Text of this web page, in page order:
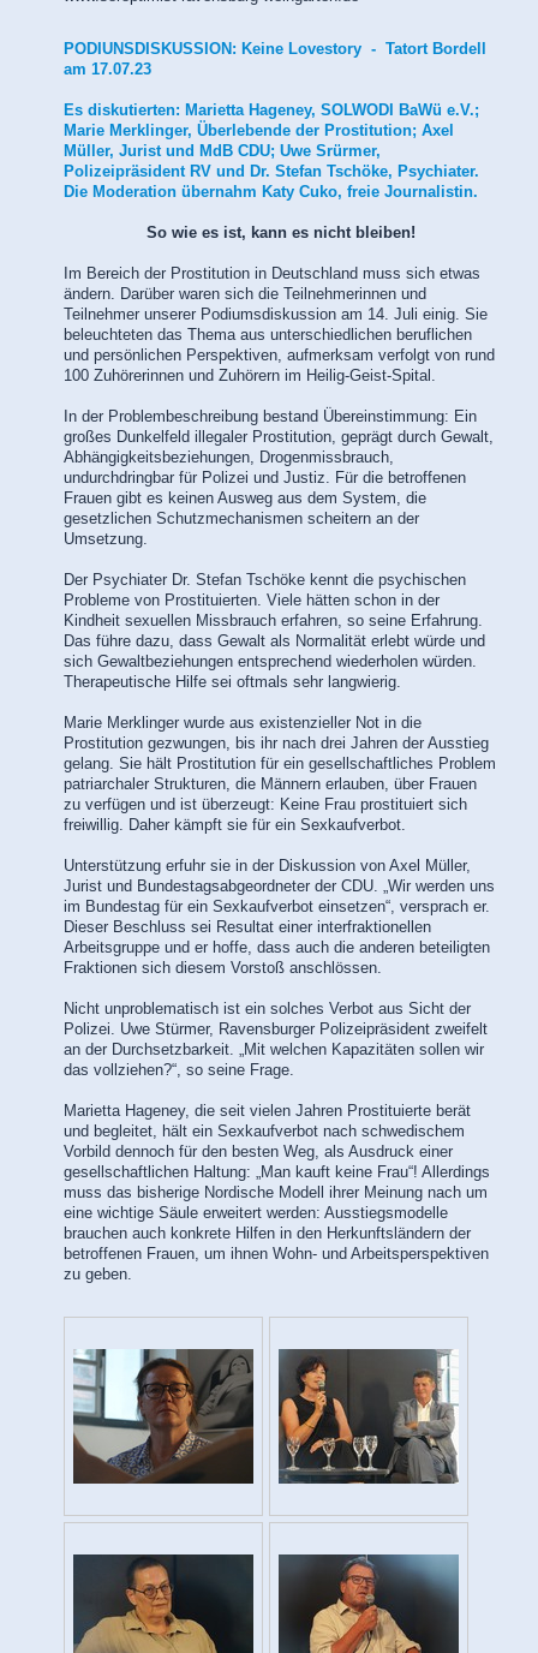
PODIUNSDISKUSSION: Keine Lovestory - Tatort Bordell
am 17.07.23
Es diskutierten: Marietta Hageney, SOLWODI BaWü e.V.;
Marie Merklinger, Überlebende der Prostitution; Axel
Müller, Jurist und MdB CDU; Uwe Srürmer,
Polizeipräsident RV und Dr. Stefan Tschöke, Psychiater.
Die Moderation übernahm Katy Cuko, freie Journalistin.
So wie es ist, kann es nicht bleiben!
Im Bereich der Prostitution in Deutschland muss sich etwas
ändern. Darüber waren sich die Teilnehmerinnen und
Teilnehmer unserer Podiumsdiskussion am 14. Juli einig. Sie
beleuchteten das Thema aus unterschiedlichen beruflichen
und persönlichen Perspektiven, aufmerksam verfolgt von rund
100 Zuhörerinnen und Zuhörern im Heilig-Geist-Spital.
In der Problembeschreibung bestand Übereinstimmung: Ein
großes Dunkelfeld illegaler Prostitution, geprägt durch Gewalt,
Abhängigkeitsbeziehungen, Drogenmissbrauch,
undurchdringbar für Polizei und Justiz. Für die betroffenen
Frauen gibt es keinen Ausweg aus dem System, die
gesetzlichen Schutzmechanismen scheitern an der
Umsetzung.
Der Psychiater Dr. Stefan Tschöke kennt die psychischen
Probleme von Prostituierten. Viele hätten schon in der
Kindheit sexuellen Missbrauch erfahren, so seine Erfahrung.
Das führe dazu, dass Gewalt als Normalität erlebt würde und
sich Gewaltbeziehungen entsprechend wiederholen würden.
Therapeutische Hilfe sei oftmals sehr langwierig.
Marie Merklinger wurde aus existenzieller Not in die
Prostitution gezwungen, bis ihr nach drei Jahren der Ausstieg
gelang. Sie hält Prostitution für ein gesellschaftliches Problem
patriarchaler Strukturen, die Männern erlauben, über Frauen
zu verfügen und ist überzeugt: Keine Frau prostituiert sich
freiwillig. Daher kämpft sie für ein Sexkaufverbot.
Unterstützung erfuhr sie in der Diskussion von Axel Müller,
Jurist und Bundestagsabgeordneter der CDU. „Wir werden uns
im Bundestag für ein Sexkaufverbot einsetzen“, versprach er.
Dieser Beschluss sei Resultat einer interfraktionellen
Arbeitsgruppe und er hoffe, dass auch die anderen beteiligten
Fraktionen sich diesem Vorstoß anschlössen.
Nicht unproblematisch ist ein solches Verbot aus Sicht der
Polizei. Uwe Stürmer, Ravensburger Polizeipräsident zweifelt
an der Durchsetzbarkeit. „Mit welchen Kapazitäten sollen wir
das vollziehen?“, so seine Frage.
Marietta Hageney, die seit vielen Jahren Prostituierte berät
und begleitet, hält ein Sexkaufverbot nach schwedischem
Vorbild dennoch für den besten Weg, als Ausdruck einer
gesellschaftlichen Haltung: „Man kauft keine Frau“! Allerdings
muss das bisherige Nordische Modell ihrer Meinung nach um
eine wichtige Säule erweitert werden: Ausstiegsmodelle
brauchen auch konkrete Hilfen in den Herkunftsländern der
betroffenen Frauen, um ihnen Wohn- und Arbeitsperspektiven
zu geben.